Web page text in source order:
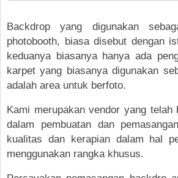
Backdrop yang digunakan
photobooth, biasa disebut dengan
keduanya biasanya hanya ada
karpet yang biasanya digunakan
adalah area untuk berfoto.
Kami merupakan vendor yang
dalam pembuatan dan
kualitas dan kerapian dalam hal
menggunakan rangka khusus.